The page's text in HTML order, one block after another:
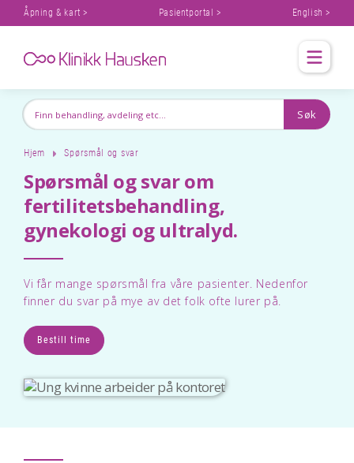
Åpning & kart > Pasientportal > English >
Hjem Spørsmål og svar
Spørsmål og svar om
fertilitetsbehandling,
gynekologi og ultralyd.
Vi får mange spørsmål fra våre pasienter. Nedenfor
finner du svar på mye av det folk ofte lurer på.
Bestill time